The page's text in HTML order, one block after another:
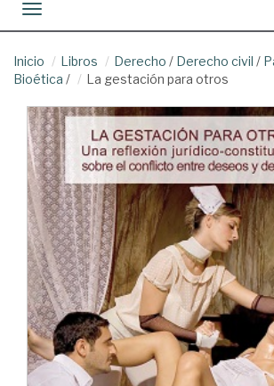
Toggle navigation
Inicio Libros Derecho / Derecho civil /
Bioética / La gestación para otros